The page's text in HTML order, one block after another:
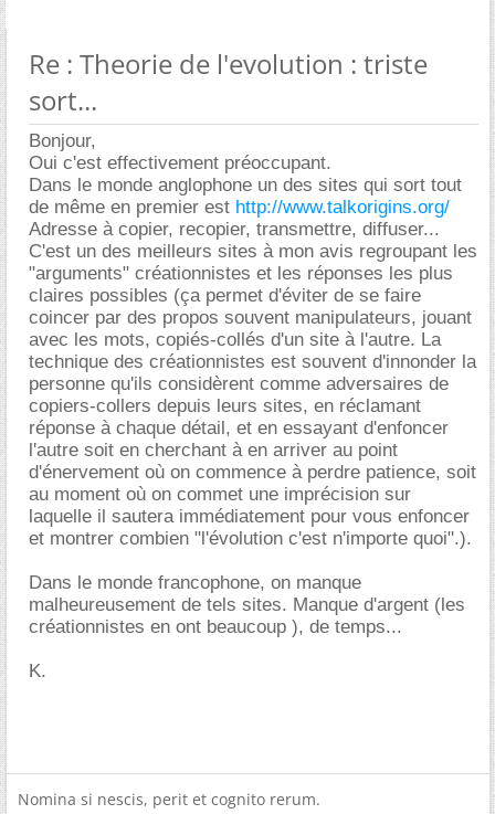
Re : Theorie de l'evolution : triste
sort...
Bonjour,
Oui c'est effectivement préoccupant.
Dans le monde anglophone un des sites qui sort tout
de même en premier est http://www.talkorigins.org/
Adresse à copier, recopier, transmettre, diffuser...
C'est un des meilleurs sites à mon avis regroupant les
"arguments" créationnistes et les réponses les plus
claires possibles (ça permet d'éviter de se faire
coincer par des propos souvent manipulateurs, jouant
avec les mots, copiés-collés d'un site à l'autre. La
technique des créationnistes est souvent d'innonder la
personne qu'ils considèrent comme adversaires de
copiers-collers depuis leurs sites, en réclamant
réponse à chaque détail, et en essayant d'enfoncer
l'autre soit en cherchant à en arriver au point
d'énervement où on commence à perdre patience, soit
au moment où on commet une imprécision sur
laquelle il sautera immédiatement pour vous enfoncer
et montrer combien "l'évolution c'est n'importe quoi".).
Dans le monde francophone, on manque
malheureusement de tels sites. Manque d'argent (les
créationnistes en ont beaucoup ), de temps...
K.
Nomina si nescis, perit et cognito rerum.